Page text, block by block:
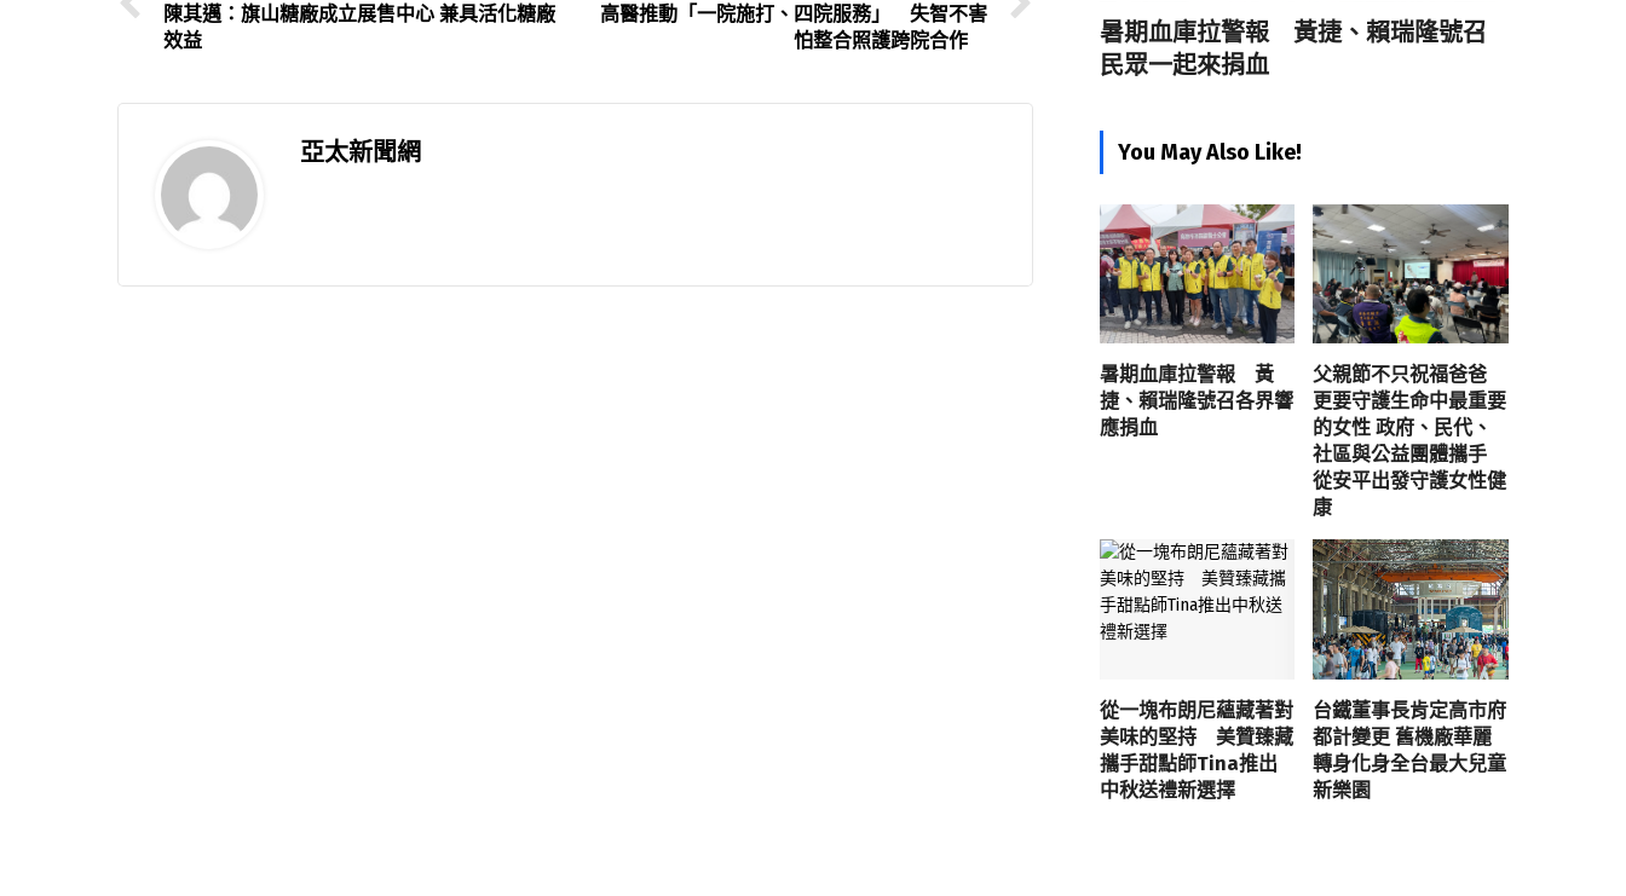
陳其邁：旗山糖廠成立展售中心 兼具活化糖廠
效益
高醫推動「一院施打、四院服務」 失智不害
怕整合照護跨院合作
亞太新聞網
暑期血庫拉警報 黃捷、賴瑞隆號召
民眾一起來捐血
You May Also Like!
暑期血庫拉警報 黃
捷、賴瑞隆號召各界響
應捐血
父親節不只祝福爸爸
更要守護生命中最重要
的女性 政府、民代、
社區與公益團體攜手
從安平出發守護女性健
康
從一塊布朗尼蘊藏著對
美味的堅持 美贊臻藏
攜手甜點師Tina推出
中秋送禮新選擇
台鐵董事長肯定高市府
都計變更 舊機廠華麗
轉身化身全台最大兒童
新樂園